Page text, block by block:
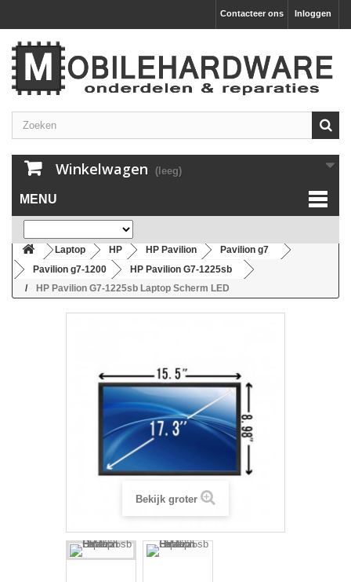
Inloggen
Contacteer ons
Winkelwagen (leeg)
MENU
Laptop HP HP Pavilion
Pavilion g7
Pavilion g7-1200
HP Pavilion G7-1225sb
HP Pavilion G7-1225sb Laptop Scherm LED
Bekijk groter